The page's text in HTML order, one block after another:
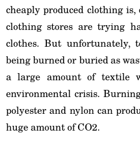
cheaply produced clothing is,
clothing stores are trying
clothes. But unfortunately,
being burned or buried as
a large amount of textile
environmental crisis.
polyester and nylon can
huge amount of CO2.